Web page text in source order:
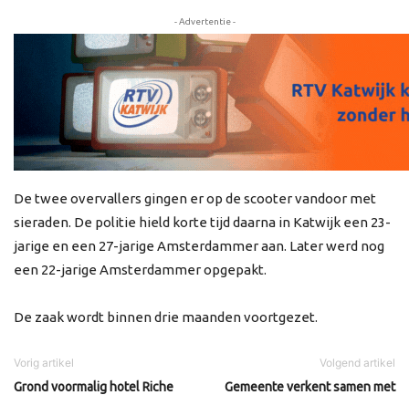
- Advertentie -
De twee overvallers gingen er op de scooter vandoor met
sieraden. De politie hield korte tijd daarna in Katwijk een 23-
jarige en een 27-jarige Amsterdammer aan. Later werd nog
een 22-jarige Amsterdammer opgepakt.
De zaak wordt binnen drie maanden voortgezet.
Vorig artikel
Grond voormalig hotel Riche
Volgend artikel
Gemeente verkent samen met